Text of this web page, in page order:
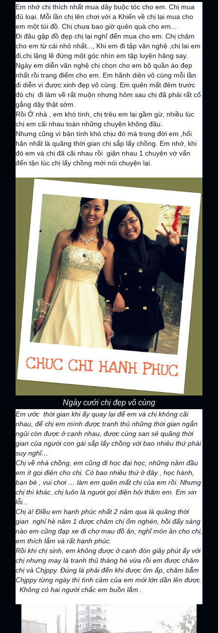
Em nhớ chị thích nhất mua dây buộc tóc cho em. Chị mua
đủ loại. Mỗi lần chị lên chơi với a Khiến về chị lại mua cho
em một túi đồ. Chị chưa bao giờ quên quà cho em...
Đi đâu gặp đồ đẹp chị lại nghĩ đến mua cho em. Chị chăm
cho em từ cái nhỏ nhất..., Khi em đi tập văn nghệ ,chị lai em
đi,chị lặng lẽ đứng một góc nhìn em tập luyện hăng say.
Ngày em diễn văn nghệ chị chọn cho em bộ quần áo đẹp
nhất rồi trang điểm cho em. Em hãnh diện vô cùng mỗi lần
đi diễn vì được xinh đẹp vô cùng. Em quên mất đêm trước
đó chị đi làm về rất muộn nhưng hôm sau chị đã phải rất cố
gắng dậy thật sớm.
Rồi Ở nhà , em khó tính, chị trêu em lại gầm gừ, nhiều lúc
chị em cãi nhau toàn những chuyện không đâu.
Nhưng cũng vì bản tính khó chịu đó mà trong đời em ,hối
hận nhất là quãng thời gian chị sắp lấy chồng. Em nhớ, khi
đó em và chị đã cãi nhau rồi giận nhau 1 chuyện vớ vẩn
đến tận lúc chị lấy chồng mới nói chuyện lại.
Ngày cưới chị đẹp vô cùng
Em ước thời gian khi ấy quay lại để em và chị không cãi
nhau, để chị em mình được tranh thủ những thời gian ngắn
ngủi còn được ở cạnh nhau, được cùng san sẻ quãng thời
gian của người con gái sắp lấy chồng với bao nhiêu thứ phải
suy nghĩ…
Chị về nhà chồng, em cũng đi học đại học, những năm đầu
em ít gọi điện cho chị. Có bao nhiêu thứ ở đây , học hành,
bạn bè , vui chơi … làm em quên mất chị của em rồi. Nhưng
chị thì khác..chị luôn là người gọi điện hỏi thăm em. Em xin
lỗi...
Chị à! ĐIều em hạnh phúc nhất 2 năm qua là quãng thời
gian nghỉ hè năm 1 được chăm chị ốm nghén, hồi đấy sáng
nào em cũng đạp xe đi chợ mau đồ ăn, nghĩ món ăn cho chị,
em thích lắm và rất hạnh phúc.
Rồi khi chị sinh, em không được ở cạnh đón giây phút ấy với
chị nhưng may là tranh thủ tháng hè vừa rồi em được chăm
chị và Chjppy. Đúng là phải đến khi được ôm ấp, chăm bẵm
Chjppy từng ngày thì tình cảm của em mới lớn dần lên được.
Không có hai người chắc em buồn lắm..